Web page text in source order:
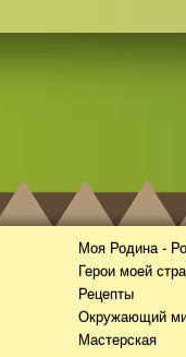
Моя Родина -
Герои моей
Рецепты
Окружающий
Мастерская